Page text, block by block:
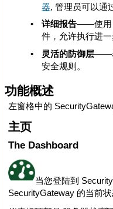
器, 管理员可以通
•
详细报告——使
件，允许执行进一
•
灵活的防御层——
安全规则。
功能概述
左窗格中的
主页
The Dashboard
当您登陆到
SecurityGateway 的当前